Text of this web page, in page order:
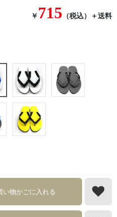
￥ 715 （税込） ＋送料
い物かごに入れる